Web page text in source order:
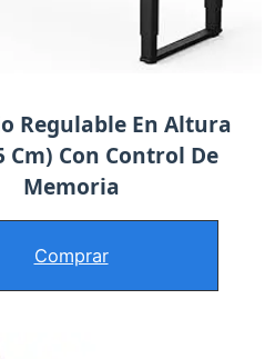
Regulable En Altura
Cm) Con Control De
Memoria
Comprar